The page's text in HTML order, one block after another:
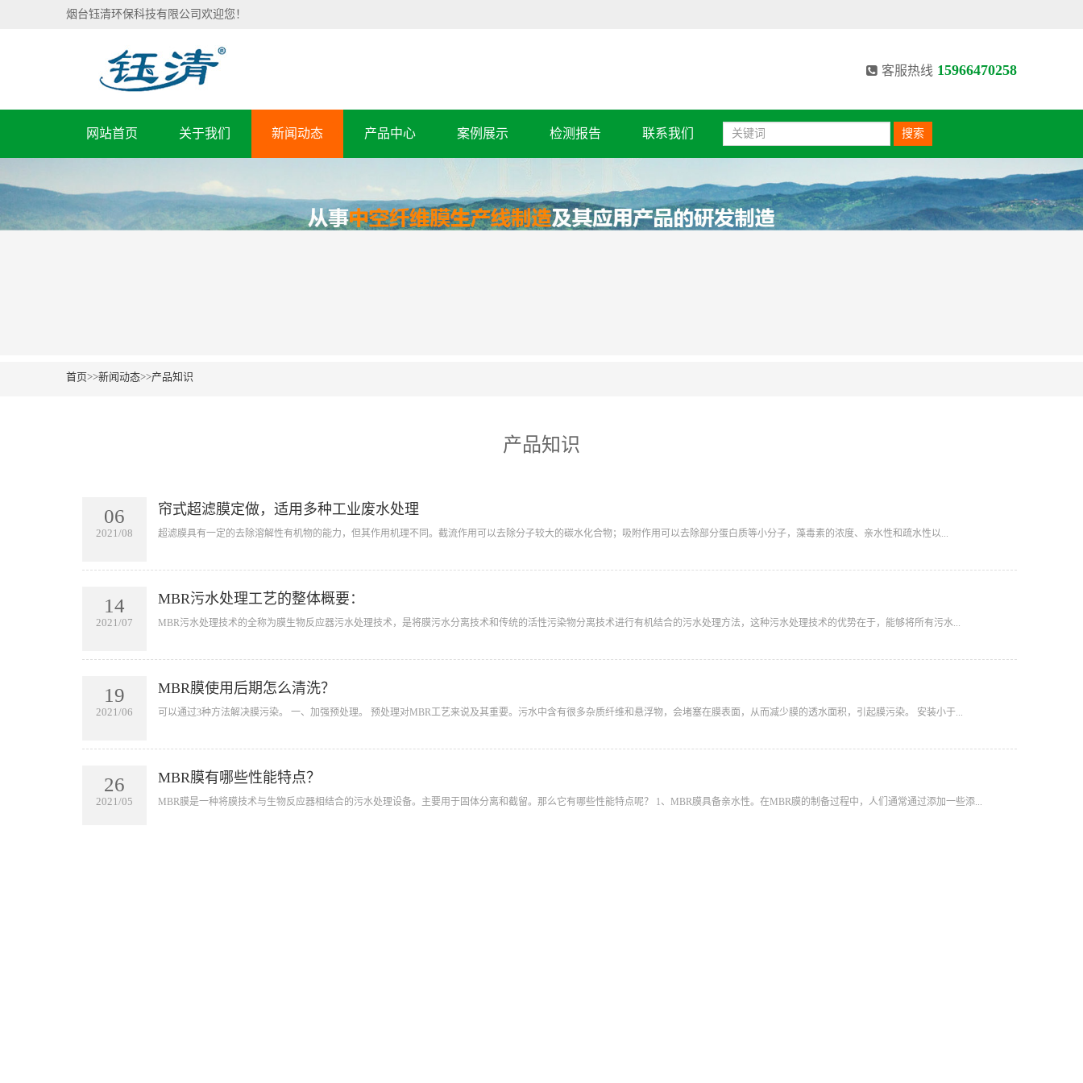
烟台钰清环保科技有限公司欢迎您！
客服热线 15966470258
网站首页 关于我们 新闻动态 产品中心 案例展示 检测报告 联系我们 搜索
首页>>新闻动态>>产品知识
产品知识
06
2021/08
帘式超滤膜定做，适用多种工业废水处理
超滤膜具有一定的去除溶解性有机物的能力，但其作用机理不同。截流作用可以去除分子较大的碳水化合物；吸附作用可以去除部分蛋白质等小分子，藻毒素的浓度、亲水性和疏水性以...
14
2021/07
MBR污水处理工艺的整体概要：
MBR污水处理技术的全称为膜生物反应器污水处理技术，是将膜污水分离技术和传统的活性污染物分离技术进行有机结合的污水处理方法，这种污水处理技术的优势在于，能够将所有污水...
19
2021/06
MBR膜使用后期怎么清洗？
可以通过3种方法解决膜污染。 一、加强预处理。 预处理对MBR工艺来说及其重要。污水中含有很多杂质纤维和悬浮物，会堵塞在膜表面，从而减少膜的透水面积，引起膜污染。 安装小于...
26
2021/05
MBR膜有哪些性能特点？
MBR膜是一种将膜技术与生物反应器相结合的污水处理设备。主要用于固体分离和截留。那么它有哪些性能特点呢？ 1、MBR膜具备亲水性。在MBR膜的制备过程中，人们通常通过添加一些添...